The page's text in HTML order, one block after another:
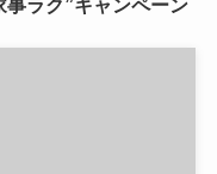
事ラク”キャンペーン